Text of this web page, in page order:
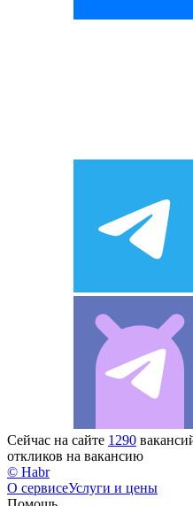
Сейчас на сайте 1290
откликов на вакансию
© Habr
О сервисеУслуги и цены